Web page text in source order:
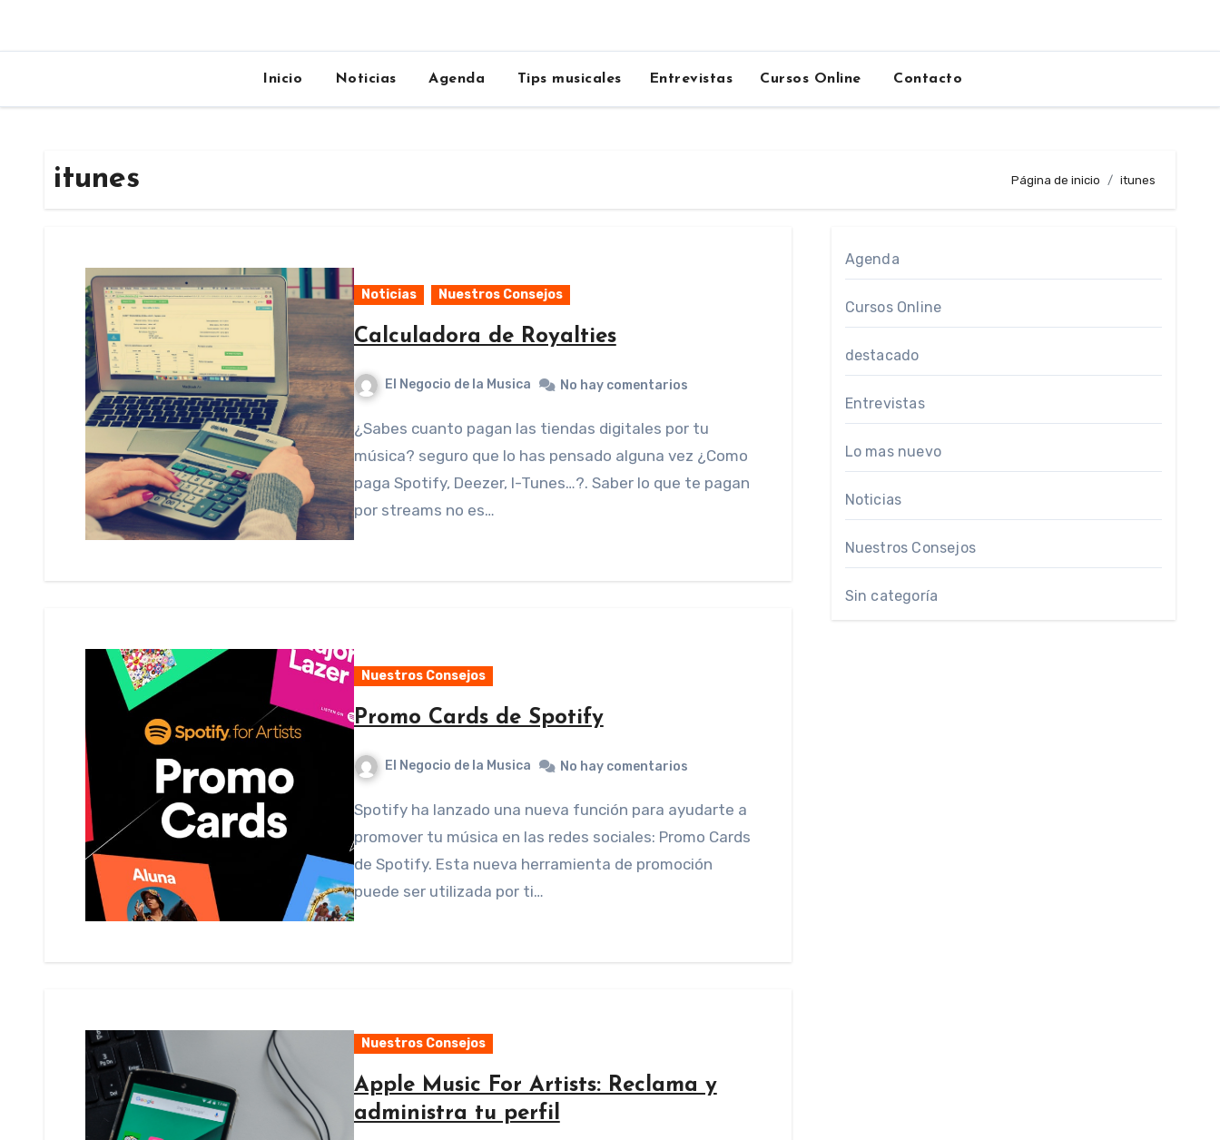
Inicio Noticias Agenda Tips musicales Entrevistas Cursos Online Contacto
itunes Página de inicio itunes
Noticias Nuestros Consejos
Calculadora de Royalties
El Negocio de la Musica No hay comentarios
¿Sabes cuanto pagan las tiendas digitales por tu
música? seguro que lo has pensado alguna vez ¿Como
paga Spotify, Deezer, I-Tunes…?. Saber lo que te pagan
por streams no es…
Nuestros Consejos
Promo Cards de Spotify
El Negocio de la Musica No hay comentarios
Spotify ha lanzado una nueva función para ayudarte a
promover tu música en las redes sociales: Promo Cards
de Spotify. Esta nueva herramienta de promoción
puede ser utilizada por ti…
Nuestros Consejos
Apple Music For Artists: Reclama y
administra tu perfil
Agenda
Cursos Online
destacado
Entrevistas
Lo mas nuevo
Noticias
Nuestros Consejos
Sin categoría